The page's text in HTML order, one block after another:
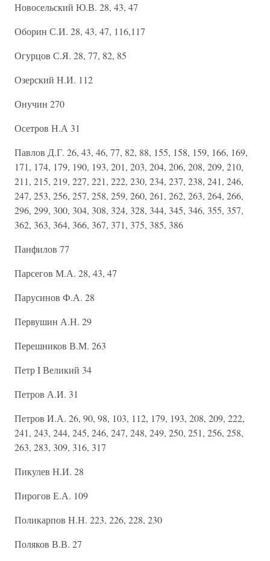
Новосельский Ю.В. 28, 43, 47
Оборин С.И. 28, 43, 47, 116,117
Огурцов С.Я. 28, 77, 82, 85
Озерский Н.И. 112
Онучин 270
Осетров Н.А 31
Павлов Д.Г. 26, 43, 46, 77, 82, 88, 155, 158, 159, 166, 169,
171, 174, 179, 190, 193, 201, 203, 204, 206, 208, 209, 210,
211, 215, 219, 227, 221, 222, 230, 234, 237, 238, 241, 246,
247, 253, 256, 257, 258, 259, 260, 261, 262, 263, 264, 266,
296, 299, 300, 304, 308, 324, 328, 344, 345, 346, 355, 357,
362, 363, 364, 366, 367, 371, 375, 385, 386
Панфилов 77
Парсегов М.А. 28, 43, 47
Парусинов Ф.А. 28
Первушин А.Н. 29
Перешников В.М. 263
Петр I Великий 34
Петров А.И. 31
Петров И.А. 26, 90, 98, 103, 112, 179, 193, 208, 209, 222,
241, 243, 244, 245, 246, 247, 248, 249, 250, 251, 256, 258,
263, 283, 309, 316, 317
Пикулев Н.И. 28
Пирогов Е.А. 109
Поликарпов Н.Н. 223, 226, 228, 230
Поляков В.В. 27